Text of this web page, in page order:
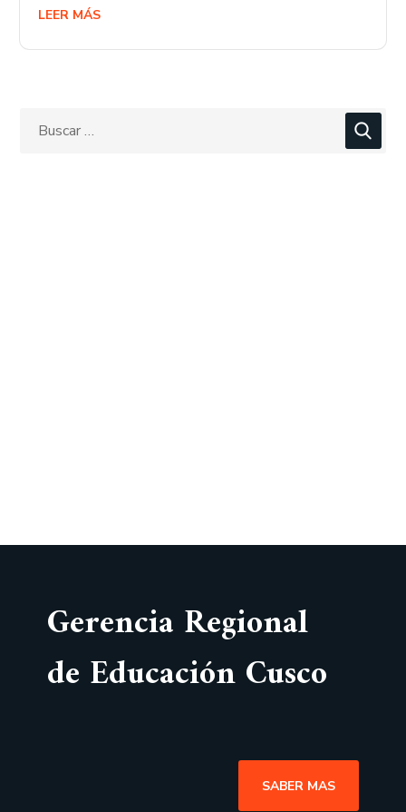
LEER MÁS
Gerencia Regional
de Educación Cusco
SABER MAS